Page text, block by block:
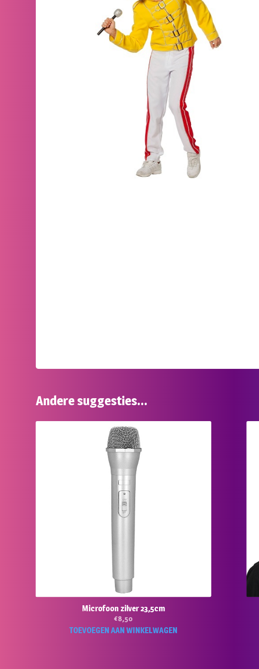
Andere suggesties…
Microfoon zilver 23,5cm
€8,50
TOEVOEGEN AAN WINKELWAGEN